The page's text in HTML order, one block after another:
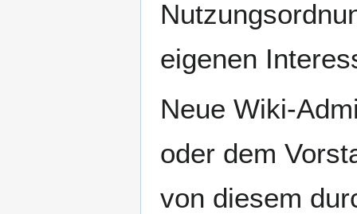
eigenen
Neue Wiki-
oder dem
von diesem